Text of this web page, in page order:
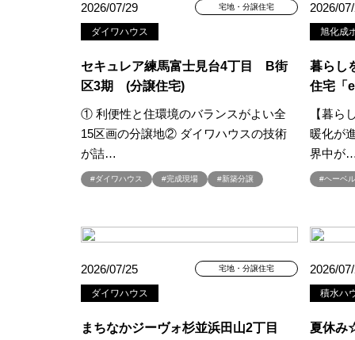
#こだわりたい方
#こだわりの
#ご来場WEB予約キャンペンーン
#さいたま市
#さいたま市注文
#すみりん
#ア
#アウト
#アルネットホーム
#アレルギ
#オンライン
#オンライン相談窓口
#オープンハ
#カースペース
#ガラポン
2026/07/29 宅地・分譲住宅
ダイワハウス
セキュレア練馬富士見台4丁目 B街
区3期 (分譲住宅)
① 利便性と住環境のバランスがよい全
15区画の分譲地② ダイワハウスの技術
が詰…
#ダイワハウス #完成現場 #新築分譲
2026/
旭化成
暮らし
住宅「
【暮ら
暖化が
界中が
#ヘーベ
2026/07/25 宅地・分譲住宅
ダイワハウス
まちなかジーヴォ杉並浜田山2丁目
2026/
積水ハ
夏休み